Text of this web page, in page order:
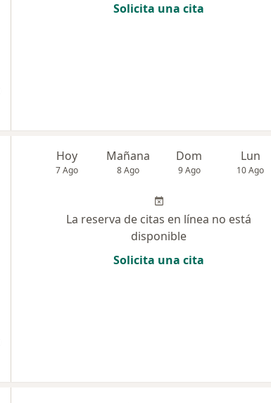
Solicita una cita
Hoy
7 Ago
Mañana
8 Ago
Dom
9 Ago
Lun
10 Ago
La reserva de citas en línea no está
disponible
Solicita una cita